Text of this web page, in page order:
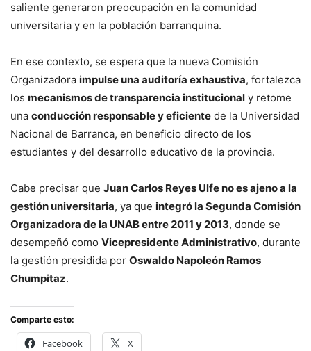
saliente generaron preocupación en la comunidad
universitaria y en la población barranquina.
En ese contexto, se espera que la nueva Comisión
Organizadora impulse una auditoría exhaustiva, fortalezca
los mecanismos de transparencia institucional y retome
una conducción responsable y eficiente de la Universidad
Nacional de Barranca, en beneficio directo de los
estudiantes y del desarrollo educativo de la provincia.
Cabe precisar que Juan Carlos Reyes Ulfe no es ajeno a la
gestión universitaria, ya que integró la Segunda Comisión
Organizadora de la UNAB entre 2011 y 2013, donde se
desempeñó como Vicepresidente Administrativo, durante
la gestión presidida por Oswaldo Napoleón Ramos
Chumpitaz.
Comparte esto:
Facebook X